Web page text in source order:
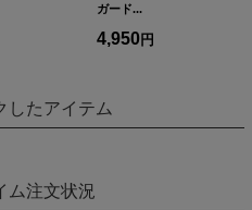
ガード...
4,950
したアイテム
ム注文状況